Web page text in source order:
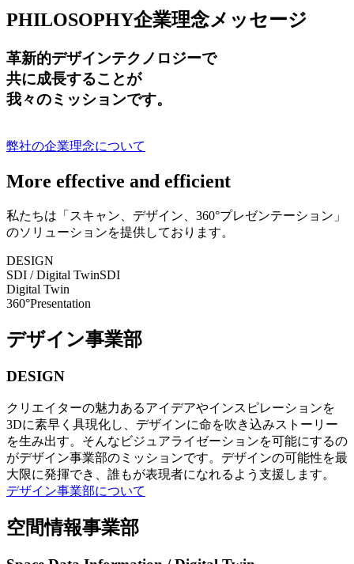
PHILOSOPHY企業理念メッセージ
革新的デザインテクノロジーで
共に成長することが
我々のミッションです。
弊社の企業理念について
More effective and efficient
私たちは「スキャン、デザイン、360°プレゼンテーション」
のソリューションを提供しております。
DESIGN
SDI / Digital TwinSDI
Digital Twin
360°Presentation
デザイン事業部
DESIGN
クリエイターの魅力あるアイデアやインスピレーションを
3Dに素早く具現化し、デザインに命を吹き込みストーリー
を生み出す。そんなビジュアライゼーションを可能にするの
がデザイン事業部のミッションです。デザインの可能性を最
大限に発揮でき、誰もが表現者になれるよう支援します。
デザイン事業部について
空間情報事業部